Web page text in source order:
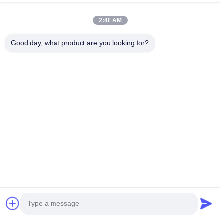
2:40 AM
Good day, what product are you looking for?